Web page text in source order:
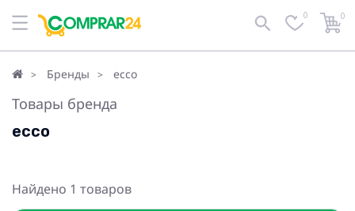
По умолчанию Фильтр 0 0
Бренды ecco
Товары бренда
ecco
Найдено 1 товаров